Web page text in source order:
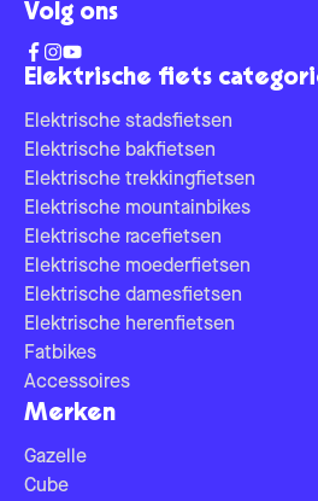
Elektrische fiets
Elektrische stadsfietsen
Elektrische bakfietsen
Elektrische trekkingfietsen
Elektrische mountainbikes
Elektrische racefietsen
Elektrische moederfietsen
Elektrische damesfietsen
Elektrische herenfietsen
Fatbikes
Accessoires
Merken
Gazelle
Cube
Volg ons